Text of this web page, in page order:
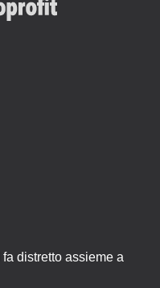
distretto assieme a